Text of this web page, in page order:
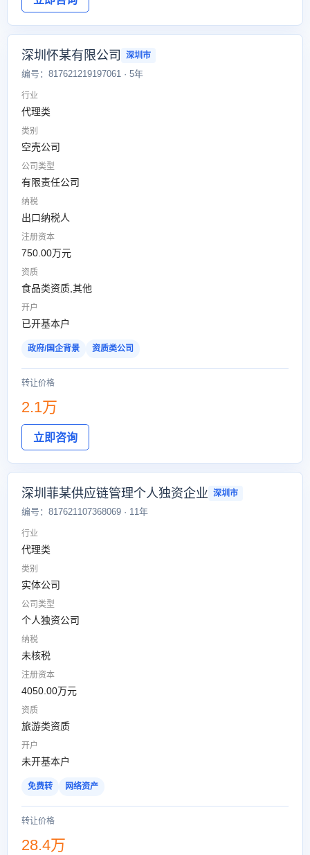
深圳怀某有限公司 深圳市
编号：817621219197061 · 5年
行业
代理类
类别
空壳公司
公司类型
有限责任公司
纳税
出口纳税人
注册资本
750.00万元
资质
食品类资质,其他
开户
已开基本户
政府/国企背景 资质类公司
转让价格
2.1万
立即咨询
深圳菲某供应链管理个人独资企业 深圳市
编号：817621107368069 · 11年
行业
代理类
类别
实体公司
公司类型
个人独资公司
纳税
未核税
注册资本
4050.00万元
资质
旅游类资质
开户
未开基本户
免费转 网络资产
转让价格
28.4万